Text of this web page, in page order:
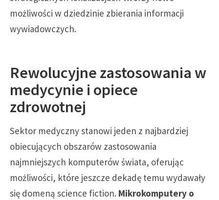
możliwości w dziedzinie zbierania informacji
wywiadowczych.
Rewolucyjne zastosowania w
medycynie i opiece
zdrowotnej
Sektor medyczny stanowi jeden z najbardziej
obiecujących obszarów zastosowania
najmniejszych komputerów świata, oferując
możliwości, które jeszcze dekadę temu wydawały
się domeną science fiction. Mikrokomputery o